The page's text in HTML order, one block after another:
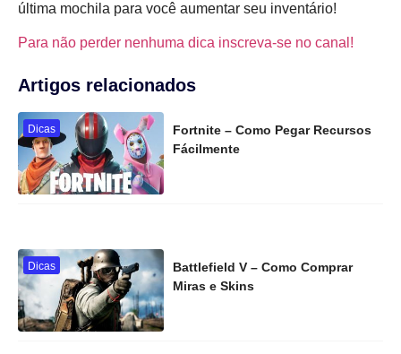
última mochila para você aumentar seu inventário!
Para não perder nenhuma dica inscreva-se no canal!
Artigos relacionados
Dicas
Fortnite – Como Pegar Recursos
Fácilmente
Dicas
Battlefield V – Como Comprar
Miras e Skins